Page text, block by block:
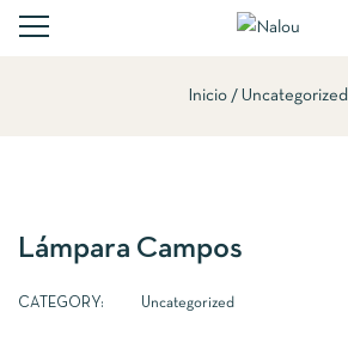
Inicio Uncategorized
Lámpara Campos
CATEGORY: Uncategorized